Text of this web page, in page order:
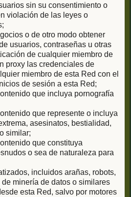
sin su consentimiento o
violación de las leyes o
o de otro modo obtener
usuarios, contraseñas u otras
de cualquier miembro de
proxy las credenciales de
miembro de esta Red con el
de sesión a esta Red;
que incluya pornografía
que represente o incluya
asesinatos, bestialidad,
similar;
que constituya
o sea de naturaleza para
incluidos arañas, robots,
minería de datos o similares
esta Red, salvo por motores